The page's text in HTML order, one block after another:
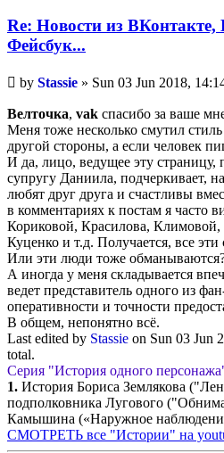
Re: Новости из ВКонтакте,
Фейсбук...
Unread
post
by Stassie » Sun 03 Jun 2018,
Велточка, vak спасибо за ваше
Меня тоже несколько смутил
другой стороны, а если человек
И да, лицо, ведущее эту страницу,
супругу Даниила, подчеркивает,
любят друг друга и счастливы
в комментариях к постам я часто
Кориковой, Красилова,
Куценко и т.д. Получается, все
Или эти люди тоже
А иногда у меня складывается
ведет представитель одного из
оперативности и точности
В общем, непонятно всё.
Last edited by Stassie on Sun 03 Jun
total.
Серия "История одного
1. История Бориса Землякова
подполковника Лугового
Камышина («Наружное
СМОТРЕТЬ все "Истории" на